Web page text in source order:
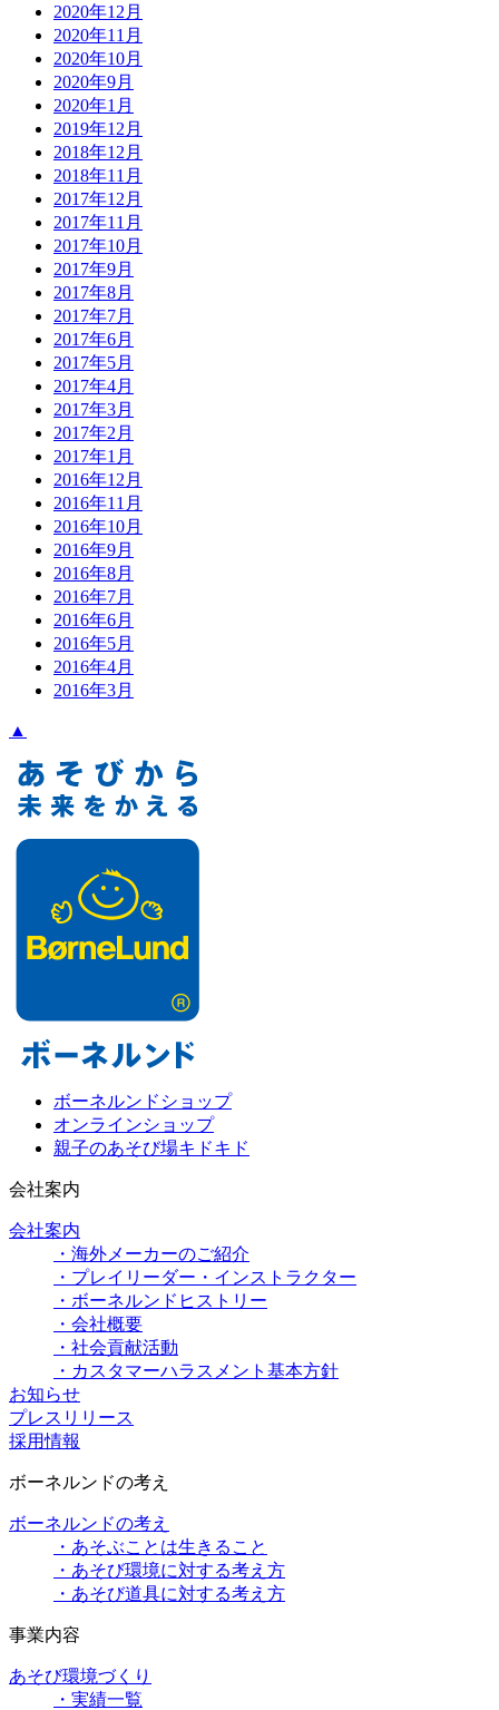
2020年12月
2020年11月
2020年10月
2020年9月
2020年1月
2019年12月
2018年12月
2018年11月
2017年12月
2017年11月
2017年10月
2017年9月
2017年8月
2017年7月
2017年6月
2017年5月
2017年4月
2017年3月
2017年2月
2017年1月
2016年12月
2016年11月
2016年10月
2016年9月
2016年8月
2016年7月
2016年6月
2016年5月
2016年4月
2016年3月
▲
ボーネルンドショップ
オンラインショップ
親子のあそび場キドキド
会社案内
会社案内
・海外メーカーのご紹介
・プレイリーダー・インストラクター
・ボーネルンドヒストリー
・会社概要
・社会貢献活動
・カスタマーハラスメント基本方針
お知らせ
プレスリリース
採用情報
ボーネルンドの考え
ボーネルンドの考え
・あそぶことは生きること
・あそび環境に対する考え方
・あそび道具に対する考え方
事業内容
あそび環境づくり
・実績一覧